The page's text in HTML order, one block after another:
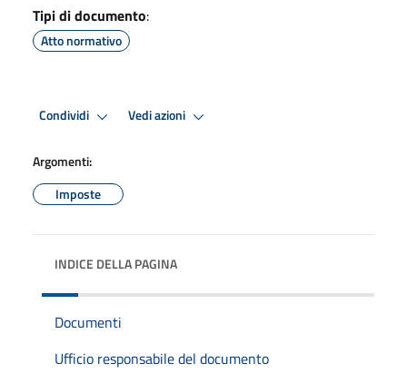
Tipi di documento:
Atto normativo
Condividi Vedi azioni
Argomenti:
Imposte
INDICE DELLA PAGINA
Documenti
Ufficio responsabile del documento